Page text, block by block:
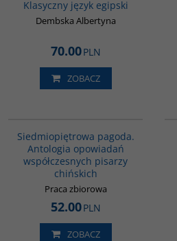
Klasyczny język egipski
Dembska Albertyna
70.00PLN
ZOBACZ
Siedmiopiętrowa pagoda.
Antologia opowiadań
współczesnych pisarzy
chińskich
Praca zbiorowa
52.00PLN
ZOBACZ